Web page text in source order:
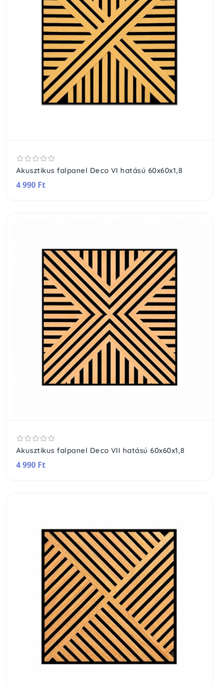
Akusztikus falpanel Deco VI hatású 60x60x1,8
4 990 Ft
Akusztikus falpanel Deco VII hatású 60x60x1,8
4 990 Ft